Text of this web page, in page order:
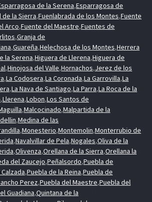
de la Serena,Esparragosa de
de la Sierra,Fuenlabrada de los Montes,Fuente
Arco,Fuente del Maestre,Fuentes de
,Granja de
,Guareña,Helechosa de los Montes,Herrera
la Serena,Higuera de Llerena,Higuera de
,Hinojosa del Valle,Hornachos,Jerez de los
,La Codosera,La Coronada,La Garrovilla,La
,La Nava de Santiago,La Parra,La Roca de la
,Llerena,Lobon,Los Santos de
,Malcocinado,Malpartida de la
,Medina de las
,Monesterio,Montemolin,Monterrubio de
,Navalvillar de Pela,Nogales,Oliva de la
,Olivenza,Orellana de la Sierra,Orellana la
del Zaucejo,Peñalsordo,Puebla de
,Puebla de la Reina,Puebla de
Perez,Puebla del Maestre,Puebla del
Guadiana,Quintana de la